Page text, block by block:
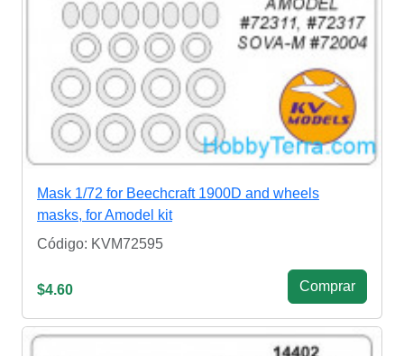
Mask 1/72 for Beechcraft 1900D and wheels
masks, for Amodel kit
Código: KVM72595
$4.60 Сomprar